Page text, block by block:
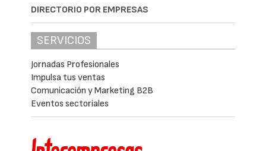
DIRECTORIO POR EMPRESAS
SERVICIOS
Jornadas Profesionales
Impulsa tus ventas
Comunicación y Marketing B2B
Eventos sectoriales